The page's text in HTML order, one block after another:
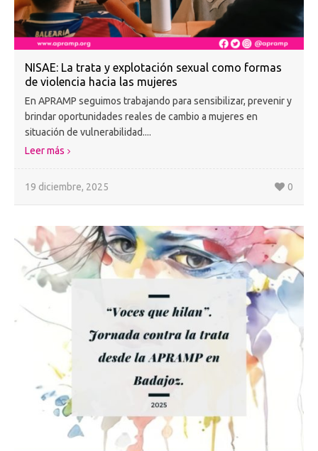
NISAE: La trata y explotación sexual como formas
de violencia hacia las mujeres
En APRAMP seguimos trabajando para sensibilizar, prevenir y
brindar oportunidades reales de cambio a mujeres en
situación de vulnerabilidad....
Leer más
19 diciembre, 2025 0